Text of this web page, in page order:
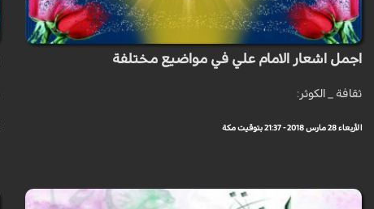
اجمل اشعار الامام علي في مواضيع مختلفة
ثقافة _ الكوثر:
الأربعاء 28 مارس 2018 - 21:37 بتوقيت مكة